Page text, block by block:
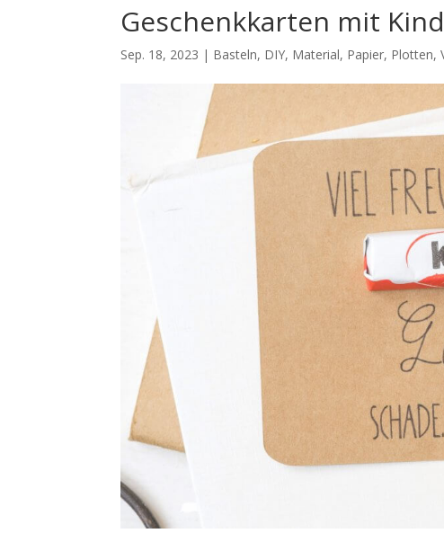
Geschenkkarten mit
Sep. 18, 2023 | Basteln, DIY, Material, Papier, Plotten,